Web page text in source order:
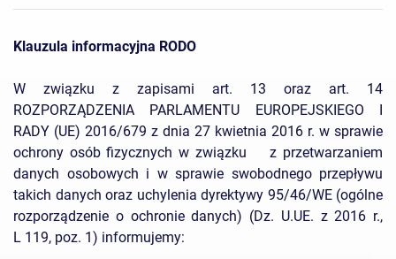
Klauzula informacyjna RODO
W związku z zapisami art. 13 oraz art. 14
ROZPORZĄDZENIA PARLAMENTU EUROPEJSKIEGO I
RADY (UE) 2016/679 z dnia 27 kwietnia 2016 r. w sprawie
ochrony osób fizycznych w związku z przetwarzaniem
danych osobowych i w sprawie swobodnego przepływu
takich danych oraz uchylenia dyrektywy 95/46/WE (ogólne
rozporządzenie o ochronie danych) (Dz. U.UE. z 2016 r.,
L 119, poz. 1) informujemy: